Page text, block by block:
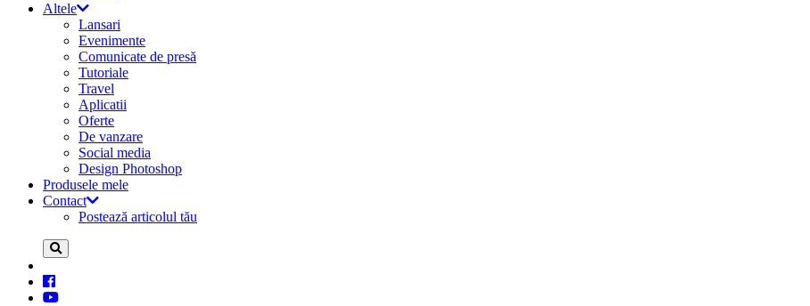
Altele
Lansari
Evenimente
Comunicate de presă
Tutoriale
Travel
Aplicatii
Oferte
De vanzare
Social media
Design Photoshop
Produsele mele
Contact
Postează articolul tău